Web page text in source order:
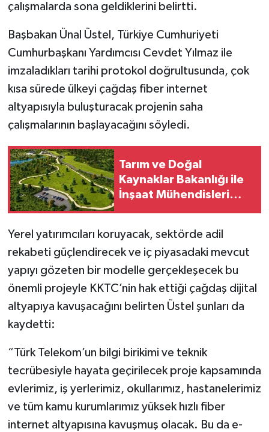
çalışmalarda sona geldiklerini belirtti.
Başbakan Ünal Üstel, Türkiye Cumhuriyeti
Cumhurbaşkanı Yardımcısı Cevdet Yılmaz ile
imzaladıkları tarihi protokol doğrultusunda, çok
kısa sürede ülkeyi çağdaş fiber internet
altyapısıyla buluşturacak projenin saha
çalışmalarının başlayacağını söyledi.
Tarım ve Doğal
Kaynaklar Bakanlığı ile
İnşaat Mühendisleri
Yerel yatırımcıları koruyacak, sektörde adil
rekabeti güçlendirecek ve iç piyasadaki mevcut
yapıyı gözeten bir modelle gerçekleşecek bu
önemli projeyle KKTC’nin hak ettiği çağdaş dijital
altyapıya kavuşacağını belirten Üstel şunları da
kaydetti:
“Türk Telekom’un bilgi birikimi ve teknik
tecrübesiyle hayata geçirilecek proje kapsamında
evlerimiz, iş yerlerimiz, okullarımız, hastanelerimiz
ve tüm kamu kurumlarımız yüksek hızlı fiber
internet altyapısına kavuşmuş olacak. Bu da e-